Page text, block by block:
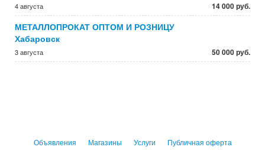
4 августа 14 000 руб.
МЕТАЛЛОПРОКАТ ОПТОМ И РОЗНИЦУ
Хабаровск
3 августа 50 000 руб.
Объявления Магазины Услуги Публичная оферта